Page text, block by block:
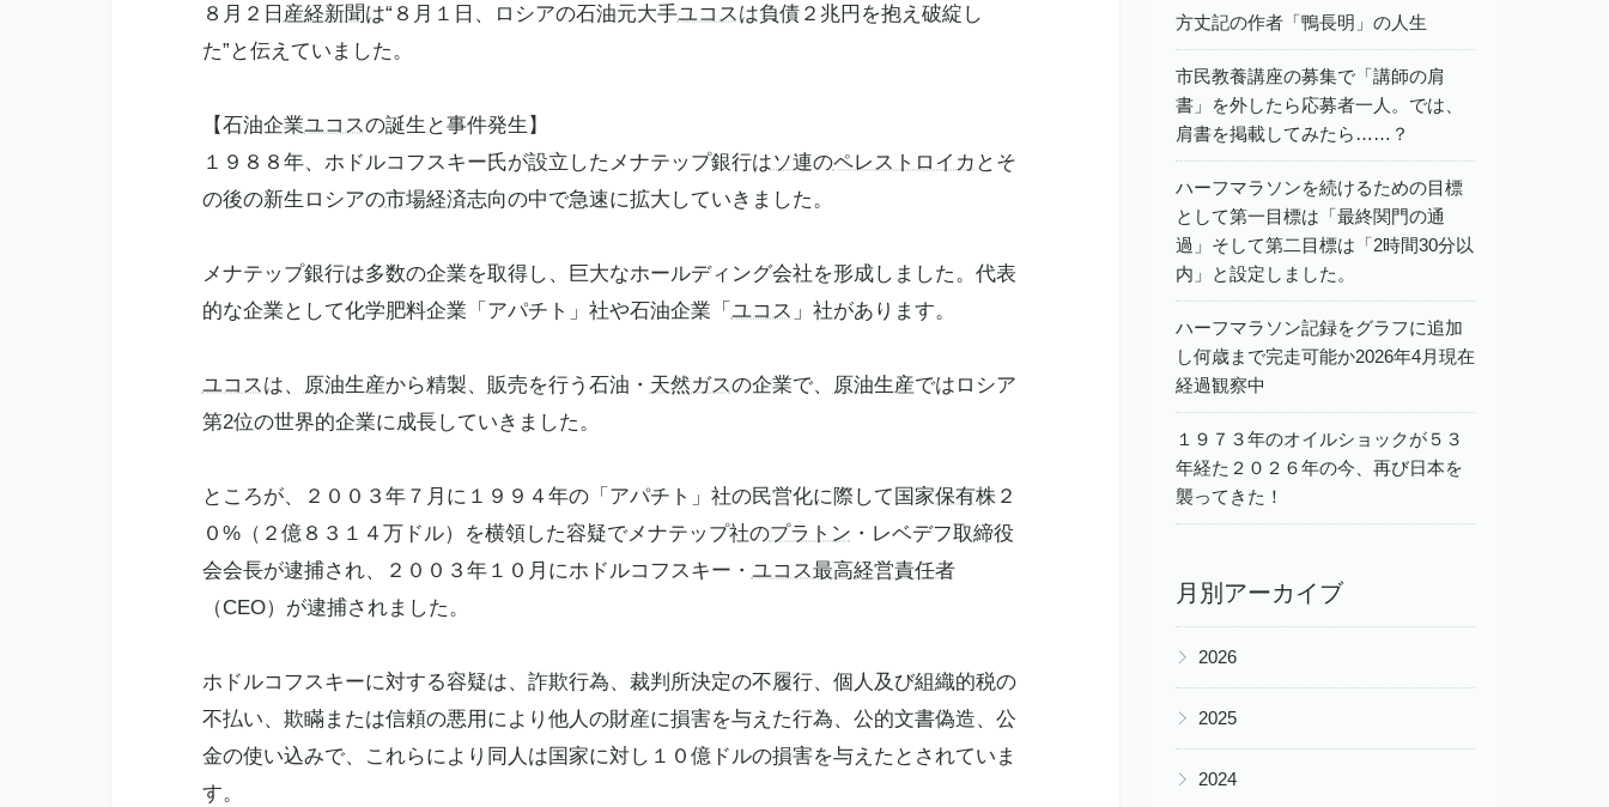
８月２日 産経新聞は“８月１日、ロシアの石油元大手ユコスは負債２兆円を抱え破綻し
た”と伝えていました。
【石油企業ユコスの誕生と事件発生】
１９８８年、ホドルコフスキー氏が設立したメナテップ銀行はソ連のペレストロイカ とそ
の後の新生ロシアの市場経済志向の中で急速に拡大していきました。
メナテップ銀行は多数の企業を取得し、巨大なホールディング会社を形成しました。代表
的な企業として化学肥料企業「アパチト」社や石油企業「 ユコス 」社があります。
ユコスは、 原油生産から精製、販売を行う石油・ 天然ガスの企業で、 原油生産ではロシア
第2位の世界的企業に成長していきました。
ところが、２００３年７月に１９９４年の「アパチト」社の民営化に際して国家保有株２
０%（２億８３１４万ドル）を横領した容疑でメナテップ社のプラトン ・レベデフ取締役
会会長が逮捕され、２００３年１０月にホドルコフスキー・ ユコス最高経営責任者
（CEO）が逮捕されました。
ホドルコフスキーに対する容疑は、詐欺行為、裁判所決定の不履行、個人及び組織的税の
不払い、欺瞞または信頼の悪用により他人の財産に損害を与えた行為、公的文書偽造、公
金の使い込みで、これらにより同人は国家に対し１０億ドルの損害を与えたとされていま
す。
方丈記の作者「鴨長明」の人生
市民教養講座の募集で「講師の肩
書」を外したら応募者一人。では、
肩書を掲載してみたら……？
ハーフマラソンを続けるための目標
として第一目標は「最終関門の通
過」そして第二目標は「2時間30分以
内」と設定しました。
ハーフマラソン記録をグラフに追加
し何歳まで完走可能か2026年4月現在
経過観察中
１９７３年のオイルショックが５３
年経た２０２６年の今、再び日本を
襲ってきた！
月別アーカイブ
▶ 2026
▶ 2025
▶ 2024